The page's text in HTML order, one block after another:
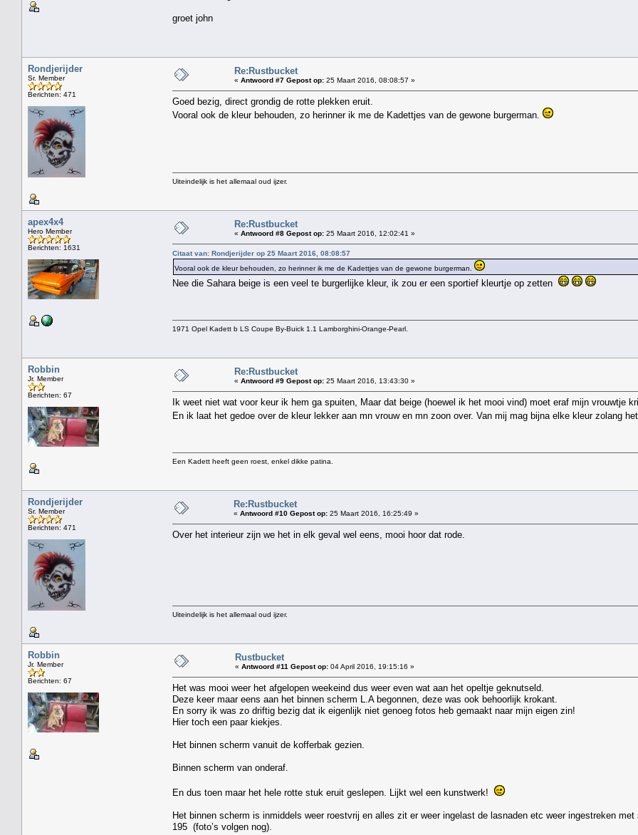
groet john
Rondjerijder
Sr. Member
Berichten: 471
Re:Rustbucket
« Antwoord #7 Gepost op: 25 Maart 2016, 08:08:57 »
Goed bezig, direct grondig de rotte plekken eruit.
Vooral ook de kleur behouden, zo herinner ik me de Kadettjes van de gewone burgerman.
Uiteindelijk is het allemaal oud ijzer.
apex4x4
Hero Member
Berichten: 1631
Re:Rustbucket
« Antwoord #8 Gepost op: 25 Maart 2016, 12:02:41 »
Citaat van: Rondjerijder op 25 Maart 2016, 08:08:57
Vooral ook de kleur behouden, zo herinner ik me de Kadettjes van de gewone burgerman.
Nee die Sahara beige is een veel te burgerlijke kleur, ik zou er een sportief kleurtje op zetten
1971 Opel Kadett b LS Coupe By-Buick 1.1 Lamborghini-Orange-Pearl.
Robbin
Jr. Member
Berichten: 67
Re:Rustbucket
« Antwoord #9 Gepost op: 25 Maart 2016, 13:43:30 »
Ik weet niet wat voor keur ik hem ga spuiten, Maar dat beige (hoewel ik het mooi vind) moet eraf mijn vrouwtje
En ik laat het gedoe over de kleur lekker aan mn vrouw en mn zoon over. Van mij mag bijna elke kleur zolang
Een Kadett heeft geen roest, enkel dikke patina.
Rondjerijder
Sr. Member
Berichten: 471
Re:Rustbucket
« Antwoord #10 Gepost op: 25 Maart 2016, 16:25:49 »
Over het interieur zijn we het in elk geval wel eens, mooi hoor dat rode.
Uiteindelijk is het allemaal oud ijzer.
Robbin
Jr. Member
Berichten: 67
Rustbucket
« Antwoord #11 Gepost op: 04 April 2016, 19:15:16 »
Het was mooi weer het afgelopen weekeind dus weer even wat aan het opeltje geknutseld.
Deze keer maar eens aan het binnen scherm L.A begonnen, deze was ook behoorlijk krokant.
En sorry ik was zo driftig bezig dat ik eigenlijk niet genoeg fotos heb gemaakt naar mijn eigen zin!
Hier toch een paar kiekjes.
Het binnen scherm vanuit de kofferbak gezien.
Binnen scherm van onderaf.
En dus toen maar het hele rotte stuk eruit geslepen. Lijkt wel een kunstwerk!
Het binnen scherm is inmiddels weer roestvrij en alles zit er weer ingelast de lasnaden etc weer ingestreken
195 (foto’s volgen nog).